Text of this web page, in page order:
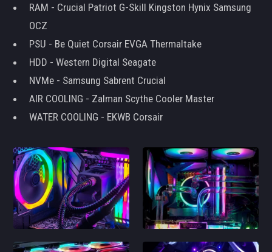
RAM - Crucial Patriot G-Skill Kingston Hynix Samsung
OCZ
PSU - Be Quiet Corsair EVGA Thermaltake
HDD - Western Digital Seagate
NVMe - Samsung Sabrent Crucial
AIR COOLING - Zalman Scythe Cooler Master
WATER COOLING - EKWB Corsair